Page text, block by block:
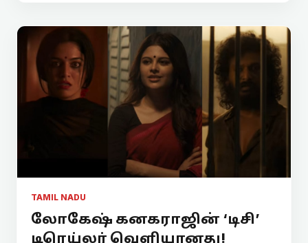
TAMIL NADU
லோகேஷ் கனகராஜின் ‘டிசி’
டிரெய்லர் வெளியானது!